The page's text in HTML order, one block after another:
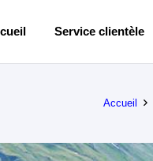
Service clientèle
Accueil